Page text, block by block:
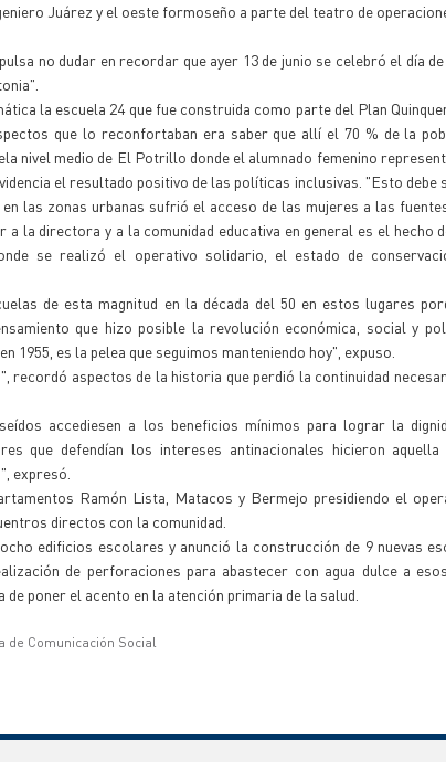
Juárez y el oeste formoseño a parte del teatro de
no dudar en recordar que ayer 13 de junio se celebró el día
la escuela 24 que fue construida como parte del Plan
que lo reconfortaban era saber que allí el 70 % de la
nivel medio de El Potrillo donde el alumnado femenino
el resultado positivo de las políticas inclusivas. "Esto debe
las zonas urbanas sufrió el acceso de las mujeres a las
la directora y a la comunidad educativa en general es el hecho
se realizó el operativo solidario, el estado de
de esta magnitud en la década del 50 en estos lugares
que hizo posible la revolución económica, social y
es la pelea que seguimos manteniendo hoy", expuso.
recordó aspectos de la historia que perdió la continuidad
accediesen a los beneficios mínimos para lograr la
que defendían los intereses antinacionales hicieron aquella
expresó.
Ramón Lista, Matacos y Bermejo presidiendo el
directos con la comunidad.
edificios escolares y anunció la construcción de 9 nuevas
de perforaciones para abastecer con agua dulce a
poner el acento en la atención primaria de la salud.
de Comunicación Social